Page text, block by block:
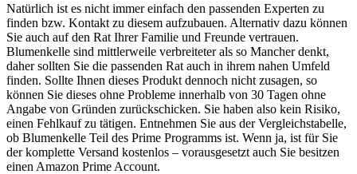
Natürlich ist es nicht immer einfach den passenden Experten zu
finden bzw. Kontakt zu diesem aufzubauen. Alternativ dazu können
Sie auch auf den Rat Ihrer Familie und Freunde vertrauen.
Blumenkelle sind mittlerweile verbreiteter als so Mancher denkt,
daher sollten Sie die passenden Rat auch in ihrem nahen Umfeld
finden. Sollte Ihnen dieses Produkt dennoch nicht zusagen, so
können Sie dieses ohne Probleme innerhalb von 30 Tagen ohne
Angabe von Gründen zurückschicken. Sie haben also kein Risiko,
einen Fehlkauf zu tätigen. Entnehmen Sie aus der Vergleichstabelle,
ob Blumenkelle Teil des Prime Programms ist. Wenn ja, ist für Sie
der komplette Versand kostenlos – vorausgesetzt auch Sie besitzen
einen Amazon Prime Account.